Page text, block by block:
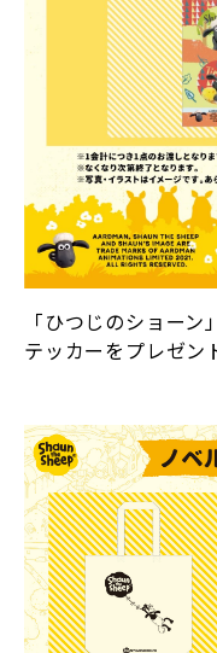
「ひつじのショー
テッカーをプレゼン